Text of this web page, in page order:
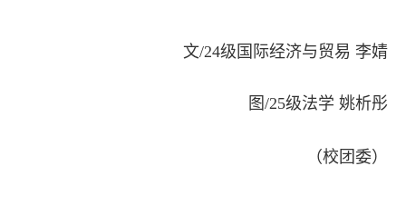
文/24级国际经济与贸易 李婧
图/25级法学 姚析彤
（校团委）